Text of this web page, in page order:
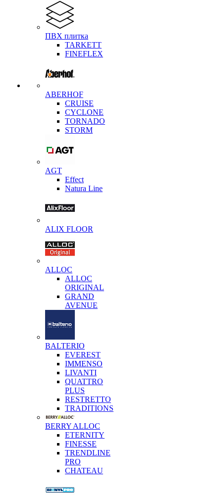
ПВХ плитка
TARKETT
FINEFLEX
ABERHOF
CRUISE
CYCLONE
TORNADO
STORM
AGT
Effect
Natura Line
ALIX FLOOR
ALLOC
ALLOC
ORIGINAL
GRAND
AVENUE
BALTERIO
EVEREST
IMMENSO
LIVANTI
QUATTRO
PLUS
RESTRETTO
TRADITIONS
BERRY ALLOC
ETERNITY
FINESSE
TRENDLINE
PRO
CHATEAU